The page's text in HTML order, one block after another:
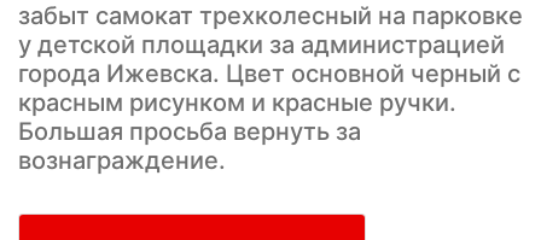
забыт самокат трехколесный на парковке
у детской площадки за администрацией
города Ижевска. Цвет основной черный с
красным рисунком и красные ручки.
Большая просьба вернуть за
вознаграждение.